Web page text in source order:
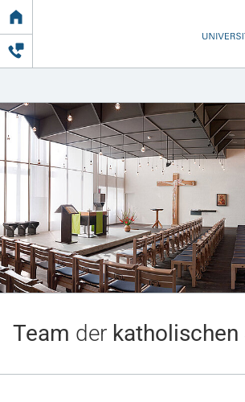
Link
zur
Startseite
Startseite
Kliniken & Einrichtungen
Team der